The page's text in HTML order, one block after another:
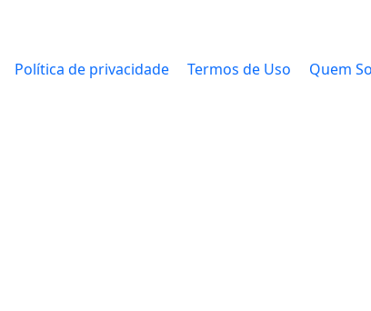
Política de privacidade Termos de Uso Quem